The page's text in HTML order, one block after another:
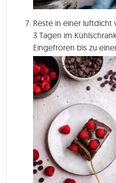
Reste in einer luftdicht
3 Tagen im
Eingefroren bis zu